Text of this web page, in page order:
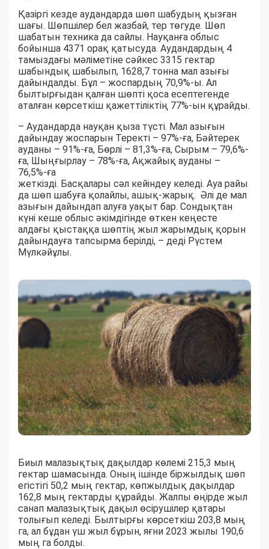
Қазіргі кезде аудандарда шөп шабудың қызған
шағы. Шөпшілер бел жазбай, тер төгуде. Шөп
шабатын техника да сайлы. Науқанға облыс
бойынша 4371 орақ қатысуда. Аудандардың 4
тамыздағы мәліметіне сәйкес 3315 гектар
шабындық шабылып, 1628,7 тонна мал азығы
дайындалды. Бұл – жоспардың 70,9%-ы. Ал
былтырғыдан қалған шөпті қоса есептегенде
аталған көрсеткіш қажеттіліктің 77%-ын құрайды.
– Аудандарда науқан қыза түсті. Мал азығын
дайындау жоспарын Теректі – 97%-ға, Бәйтерек
ауданы – 91%-ға, Бөрлі – 81,3%-ға, Сырым – 79,6%-
ға, Шыңғырлау – 78%-ға, Ақжайық ауданы –
76,5%-ға
жеткізді. Басқалары сәл кейіндеу келеді. Ауа райы
да шөп шабуға қолайлы, ашық-жарық. Әлі де мал
азығын дайындап алуға уақыт бар. Сондықтан
күні кеше облыс әкімдігінде өткен кеңесте
алдағы қыстаққа шөптің жыл жарымдық қорын
дайындауға тапсырма берілді, – деді Рүстем
Мүлкәйұлы.
Биыл малазықтық дақылдар көлемі 215,3 мың
гектар шамасында. Оның ішінде біржылдық шөп
егістігі 50,2 мың гектар, көпжылдық дақылдар
162,8 мың гектарды құрайды. Жалпы өңірде жыл
санап малазықтық дақыл өсірушілер қатары
толығып келеді. Былтырғы көрсеткіш 203,8 мың
га, ал бұдан үш жыл бұрын, яғни 2023 жылы 190,6
мың га болды.